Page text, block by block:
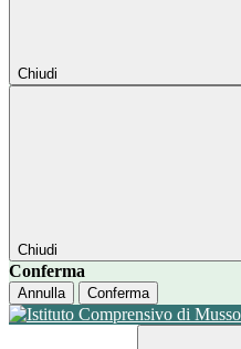
Chiudi
Chiudi
Conferma
Annulla Conferma